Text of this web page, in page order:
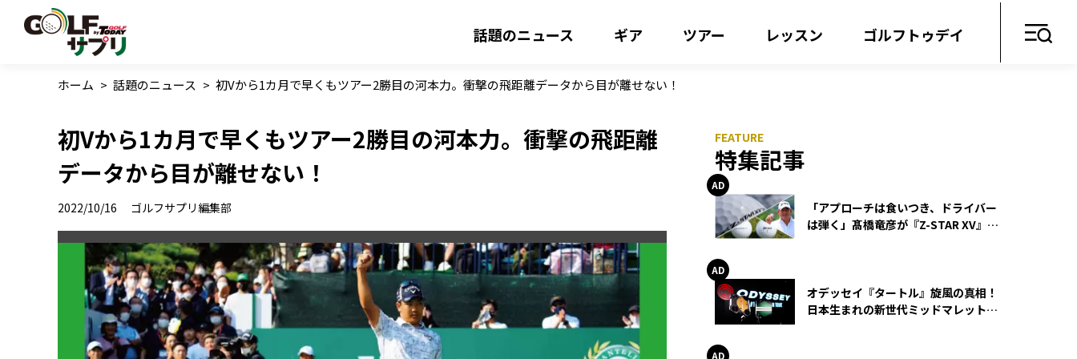
話題のニュース ギア ツアー レッスン ゴルフトゥデイ
ホーム > 話題のニュース > 初Vから1カ月で早くもツアー2勝目の河本力。衝撃の飛距離データから目が離せない！
初Vから1カ月で早くもツアー2勝目の河本力。衝撃の飛距離
データから目が離せない！
2022/10/16 ゴルフサプリ編集部
特集記事
「アプローチは食いつき、ドライバー
は弾く」髙橋竜彦が『Z-STAR XV』を
オデッセイ『タートル』旋風の真相！
日本生まれの新世代ミッドマレットが